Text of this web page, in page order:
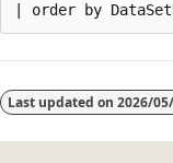
模
式
Last updated on 2026/